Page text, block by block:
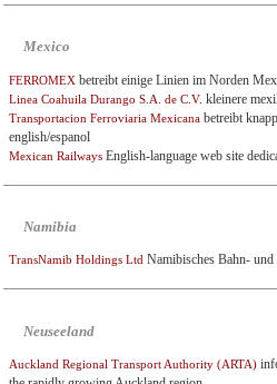
Mexico
FERROMEX betreibt einige Linien im Norden
Linea Coahuila Durango S.A. de C.V. kleinere
Transportacion Ferroviaria Mexicana betreibt
english/espanol
Mexican Railways English-language web site
Namibia
TransNamib Holdings Ltd Namibisches Bahn- und
Neuseeland
Auckland Regional Transport Authority (ARTA)